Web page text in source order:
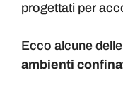
progettati per
Ecco alcune delle
ambienti